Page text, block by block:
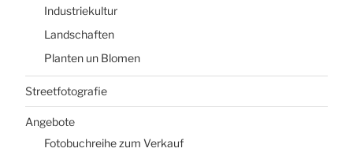
Industriekultur
Landschaften
Planten un Blomen
Streetfotografie
Angebote
Fotobuchreihe zum Verkauf